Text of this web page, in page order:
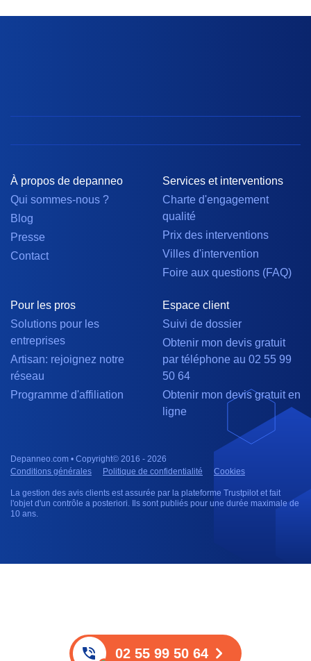
À propos de depanneo
Qui sommes-nous ?
Blog
Presse
Contact
Services et interventions
Charte d'engagement
qualité
Prix des interventions
Villes d'intervention
Foire aux questions (FAQ)
Pour les pros
Solutions pour les
entreprises
Artisan: rejoignez notre
réseau
Programme d'affiliation
Espace client
Suivi de dossier
Obtenir mon devis gratuit
par téléphone au 02 55 99
50 64
Obtenir mon devis gratuit en
ligne
Depanneo.com • Copyright© 2016 - 2026
Conditions générales
Politique de confidentialité Cookies
La gestion des avis clients est assurée par la plateforme Trustpilot et fait
l'objet d'un contrôle a posteriori. Ils sont publiés pour une durée maximale de
10 ans.
02 55 99 50 64